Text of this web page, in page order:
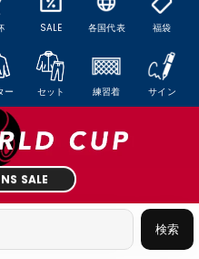
SALE 各国代表 福袋
ー セット 練習着 サイン
SALE
検索